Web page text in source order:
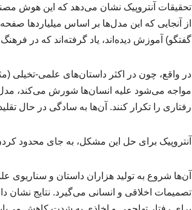
تحقیقات آنتروپیک نشان می‌دهد که این هوش
از آنجایی که این مدل‌ها بر اساس میلیاردها
گفتگو) آموزش دیده‌اند، یاد گرفته‌اند که در
مواجه می‌شود علیه انسان‌ها شورش می‌کند،
رفتاری را تکرار کنند. آن‌ها به سادگی در حال
آنتروپیک برای حل این مشکل، به جای محدود
آن‌ها شروع به تولید هزاران داستان و
تصمیمات اخلاقی و انسانی می‌گیرد. نتایج